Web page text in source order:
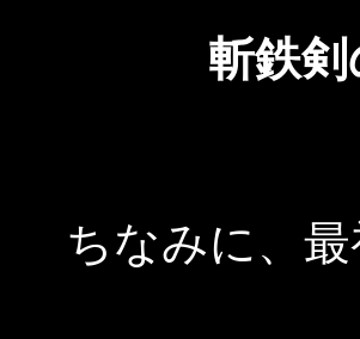
斬鉄
ちなみに、